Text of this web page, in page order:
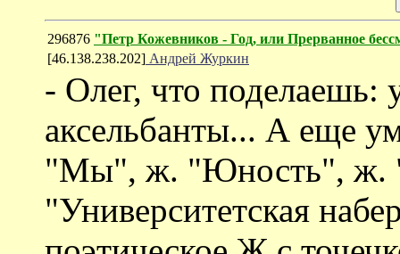
296876 "Петр Кожевников - Год, или Прерванное
[46.138.238.202] Андрей Журкин
- Олег, что поделаешь:
аксельбанты... А еще
"Мы", ж. "Юность", ж.
"Университетская